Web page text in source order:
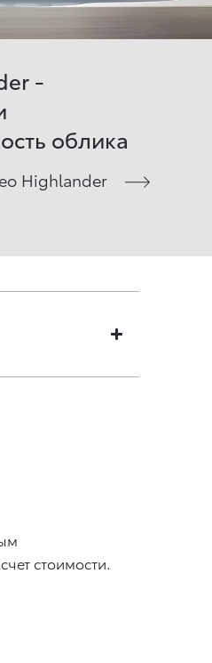
-
облика
Highlander
стоимости.